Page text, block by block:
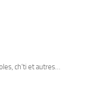
ch’ti et autres…